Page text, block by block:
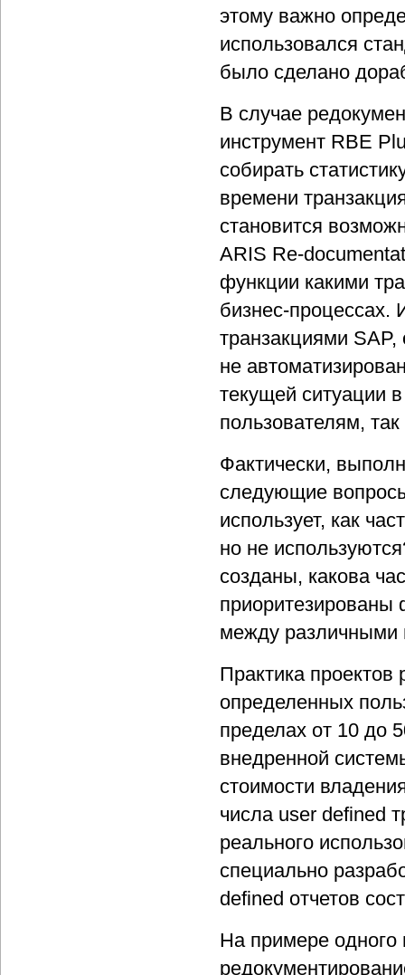
этому важно
использовался
было сделано
В случае
инструмент RBE
собирать
времени
становится
ARIS Re-
функции какими
бизнес-процессах.
транзакциями SAP,
не
текущей ситуации
пользователям,
Фактически,
следующие
использует, как
но не
созданы, какова
приоритезированы
между различными
Практика проектов
определенных
пределах от 10 до
внедренной
стоимости
числа user defined
реального
специально
defined отчетов
На примере одного